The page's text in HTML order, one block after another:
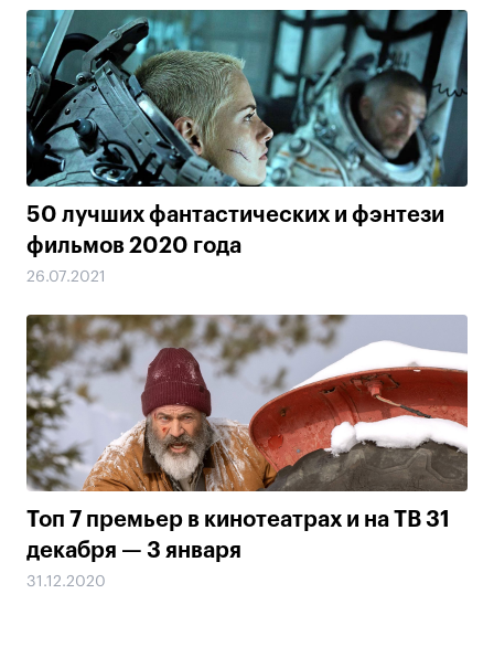
50 лучших фантастических и фэнтези
фильмов 2020 года
26.07.2021
Топ 7 премьер в кинотеатрах и на ТВ 31
декабря — 3 января
31.12.2020